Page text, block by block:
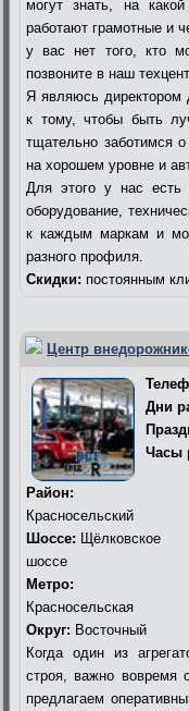
могут знать, на
работают грамотные и
у вас нет того, кто
позвоните в наш
Я являюсь директором
к тому, чтобы быть
тщательно заботимся
на хорошем уровне и
Для этого у нас есть
оборудование,
к каждым маркам и
разного профиля.
Скидки: постоянным
Центр
Дни
Часы
Район:
Красносельский
Шоссе: Щёлковское
шоссе
Метро:
Красносельская
Округ: Восточный
Когда один из
строя, важно вовремя
предлагаем